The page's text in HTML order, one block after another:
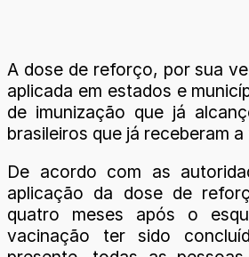
A dose de reforço, por sua
aplicada em estados e
de imunização que já
brasileiros que já receberam
De acordo com as
aplicação da dose de
quatro meses após o
vacinação ter sido